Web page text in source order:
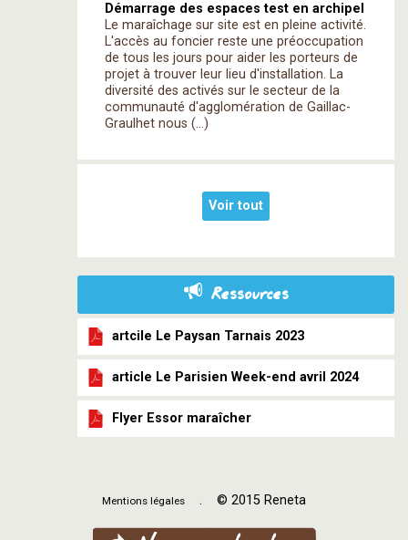
Démarrage des espaces test en archipel
Le maraîchage sur site est en pleine activité.
L'accès au foncier reste une préoccupation
de tous les jours pour aider les porteurs de
projet à trouver leur lieu d'installation. La
diversité des activés sur le secteur de la
communauté d'agglomération de Gaillac-
Graulhet nous (…)
Voir tout
Ressources
artcile Le Paysan Tarnais 2023
article Le Parisien Week-end avril 2024
Flyer Essor maraîcher
Mentions légales . © 2015 Reneta